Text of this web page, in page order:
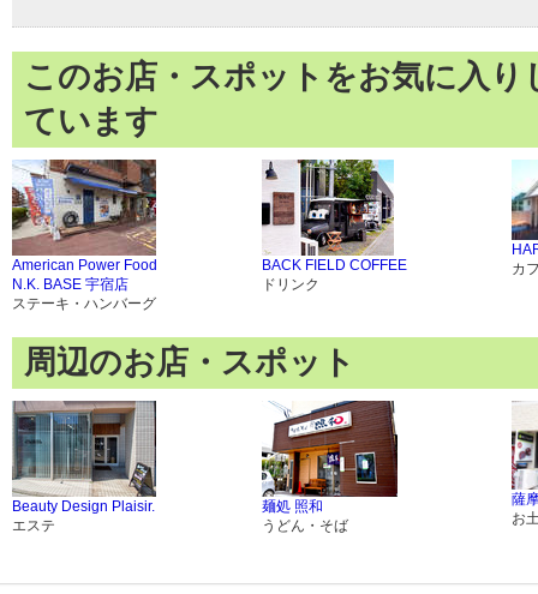
このお店・スポットをお気に入
ています
American Power Food
N.K. BASE 宇宿店
ステーキ・ハンバーグ
BACK FIELD COFFEE
ドリンク
カ
周辺のお店・スポット
Beauty Design Plaisir.
エステ
麺処 照和
うどん・そば
薩
お